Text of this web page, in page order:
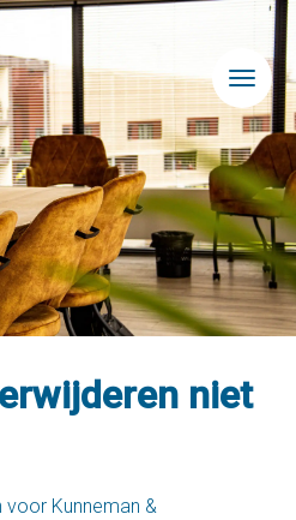
niet
voor Kunneman &